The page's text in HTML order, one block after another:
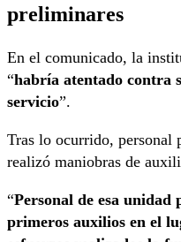
preliminares
En el comunicado, la
“habría atentado contra
servicio”.
Tras lo ocurrido, personal
realizó maniobras de
“Personal de esa unidad
primeros auxilios en el